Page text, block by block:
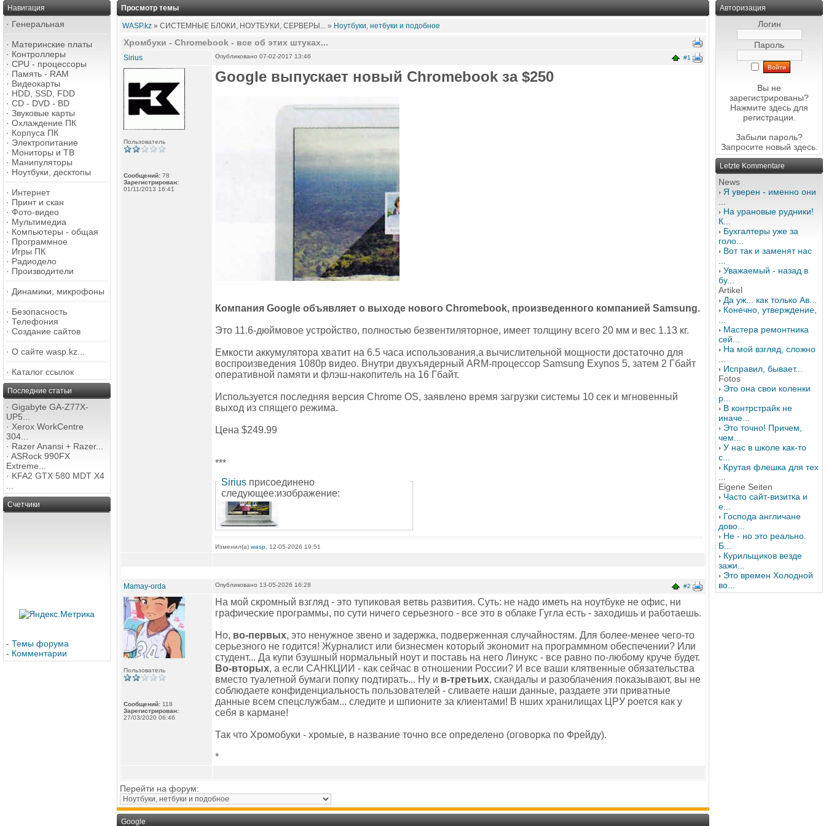
Навигация
· Генеральная
· Материнские платы
· Контроллеры
· CPU - процессоры
· Память - RAM
· Видеокарты
· HDD, SSD, FDD
· CD - DVD - BD
· Звуковые карты
· Охлаждение ПК
· Корпуса ПК
· Электропитание
· Мониторы и ТВ
· Манипуляторы
· Ноутбуки, десктопы
· Интернет
· Принт и скан
· Фото-видео
· Мультимедиа
· Компьютеры - общая
· Программное
· Игры ПК
· Радиодело
· Производители
· Динамики, микрофоны
· Безопасность
· Телефония
· Создание сайтов
· О сайте wasp.kz...
· Каталог ссылок
Последние статьи
· Gigabyte GA-Z77X-
UP5...
· Xerox WorkCentre
304...
· Razer Anansi + Razer...
· ASRock 990FX
Extreme...
· KFA2 GTX 580 MDT X4
Счетчики
- Темы форума
- Комментарии
Просмотр темы
WASP.kz » СИСТЕМНЫЕ БЛОКИ, НОУТБУКИ, СЕРВЕРЫ... » Ноутбуки, нетбуки и подобное
Хромбуки - Chromebook - все об этих штуках...
Sirius #1
Опубликовано 07-02-2017 13:46
Пользователь
Сообщений: 78
Зарегистрирован:
01/11/2013 16:41
Google выпускает новый Chromebook за $250
Компания Google объявляет о выходе нового Chromebook, произведенного компанией Samsung.
Это 11.6-дюймовое устройство, полностью безвентиляторное, имеет толщину всего 20 мм и вес 1.13 кг.
Емкости аккумулятора хватит на 6.5 часа использования,а вычислительной мощности достаточно для
воспроизведения 1080р видео. Внутри двухъядерный ARM-процессор Samsung Exynos 5, затем 2 Гбайт
оперативной памяти и флэш-накопитель на 16 Гбайт.
Используется последняя версия Chrome OS, заявлено время загрузки системы 10 сек и мгновенный
выход из спящего режима.
Цена $249.99
***
Sirius присоединено
следующее:изображение:
Изменил(а) wasp , 12-05-2026 19:51
Mamay-orda #2
Опубликовано 13-05-2026 16:28
Пользователь
Сообщений: 118
Зарегистрирован:
27/03/2020 06:46
На мой скромный взгляд - это тупиковая ветвь развития. Суть: не надо иметь на ноутбуке не офис, ни
графические программы, по сути ничего серьезного - все это в облаке Гугла есть - заходишь и работаешь.
Но, во-первых, это ненужное звено и задержка, подверженная случайностям. Для более-менее чего-то
серьезного не годится! Журналист или бизнесмен который экономит на программном обеспечении? Или
студент... Да купи бэушный нормальный ноут и поставь на него Линукс - все равно по-любому круче будет.
Во-вторых, а если САНКЦИИ - как сейчас в отношении России? И все ваши клятвенные обязательства
вместо туалетной бумаги попку подтирать... Ну и в-третьих, скандалы и разоблачения показывают, вы не
соблюдаете конфиденциальность пользователей - сливаете наши данные, раздаете эти приватные
данные всем спецслужбам... следите и шпионите за клиентами! В нших хранилищах ЦРУ роется как у
себя в кармане!
Так что Хромобуки - хромые, в название точно все определено (оговорка по Фрейду).
*
Перейти на форум:
Google
Авторизация
Логин
Пароль
Вы не
зарегистрированы?
Нажмите здесь для
регистрации.
Забыли пароль?
Запросите новый здесь.
Letzte Kommentare
News
Я уверен - именно они
На урановые рудники!
К...
Бухгалтеры уже за
голо...
Вот так и заменят нас
Уважаемый - назад в
бу...
Artikel
Да уж... как только Ав...
Конечно, утверждение,
Мастера ремонтника
сей...
На мой взгляд, сложно
Исправил, бывает...
Fotos
Это она свои коленки
р...
В контрстрайк не
иначе...
Это точно! Причем,
чем...
У нас в школе как-то
с...
Крутая флешка для тех
Eigene Seiten
Часто сайт-визитка и
е...
Господа англичане
дово...
Не - но это реально.
Б...
Курильщиков везде
зажи...
Это времен Холодной
во...